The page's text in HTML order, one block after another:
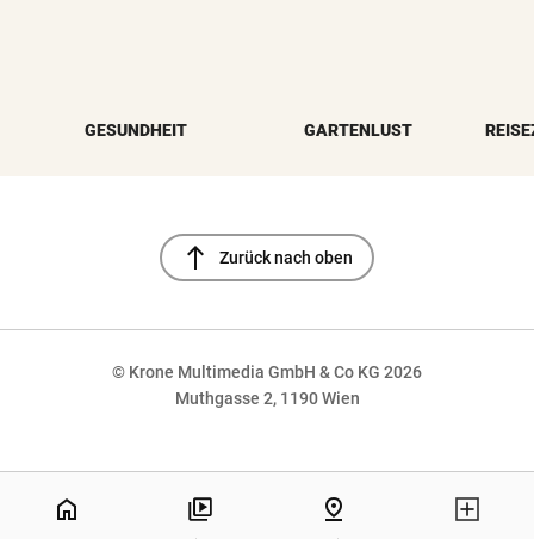
GESUNDHEIT GARTENLUST
north Zurück nach oben
© Krone Multimedia GmbH & Co KG 2026
Muthgasse 2, 1190 Wien
home pin_drop
NaN%